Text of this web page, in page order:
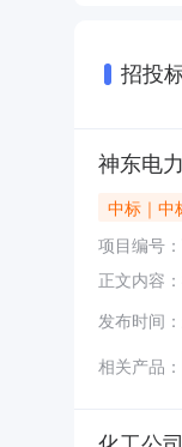
招投
神东电
中标｜中
项目编号：
正文内容：
发布时间：
相关产品：